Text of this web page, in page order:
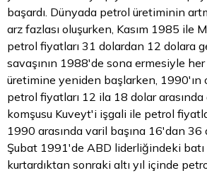
başardı. Dünyada petrol üretiminin
arz fazlası oluşurken, Kasım 1985 ile
petrol fiyatları 31 dolardan 12 dolara
savaşının 1988'de sona ermesiyle
üretimine yeniden başlarken, 1990'ın
petrol fiyatları 12 ila 18 dolar arasında
komşusu Kuveyt'i işgali ile petrol
1990 arasında varil başına 16'dan 36
Şubat 1991'de ABD liderliğindeki batı
kurtardıktan sonraki altı yıl içinde